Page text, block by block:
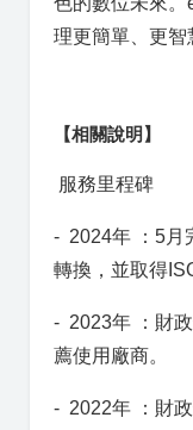
理更簡單、更智
【相關說明】
服務里程碑
- 2024年 ：5月
轉換，並取得
- 2023年 ：財
薦使用廠商。
- 2022年 ：財